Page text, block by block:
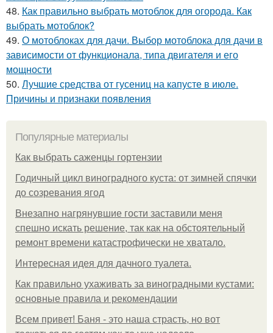
48. Как правильно выбрать мотоблок для огорода. Как
выбрать мотоблок?
49. О мотоблоках для дачи. Выбор мотоблока для дачи в
зависимости от функционала, типа двигателя и его
мощности
50. Лучшие средства от гусениц на капусте в июле.
Причины и признаки появления
Популярные материалы
Как выбрать саженцы гортензии
Годичный цикл виноградного куста: от зимней спячки
до созревания ягод
Внезапно нагрянувшие гости заставили меня
спешно искать решение, так как на обстоятельный
ремонт времени катастрофически не хватало.
Интересная идея для дачного туалета.
Как правильно ухаживать за виноградными кустами:
основные правила и рекомендации
Всем привет! Баня - это наша страсть, но вот